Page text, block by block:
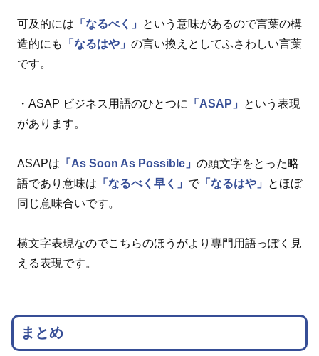
可及的には 「なるべく」
という意味があるので言葉の構
造的にも
「なるはや」 の言い換えとしてふさわしい言葉
です。
・ASAP ビジネス用語のひとつに 「ASAP」
という表現
があります。
ASAPは 「As Soon As Possible」 の頭文字をとった略
語であり意味は 「なるべく早く」 で「なるはや」
とほぼ
同じ意味合いです。
横文字表現なのでこちらのほうがより専門用語っぽく見
える表現です。
まとめ